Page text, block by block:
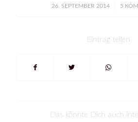
26. SEPTEMBER 2014
/ 5
Eintrag teilen
Das könnte Dich auch